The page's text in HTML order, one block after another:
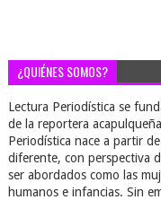
¿QUIÉNES SOMOS?
Lectura Periodística se
de la reportera
Periodística nace a partir
diferente, con perspectiva
ser abordados como las
humanos e infancias. Sin